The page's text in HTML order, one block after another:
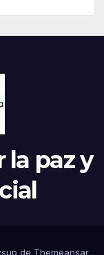
la paz y
de Themeansar